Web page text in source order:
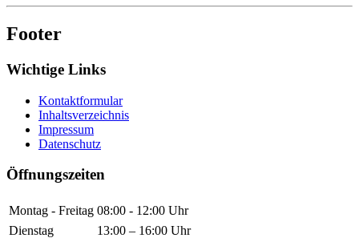
Footer
Wichtige Links
Kontaktformular
Inhaltsverzeichnis
Impressum
Datenschutz
Öffnungszeiten
Montag - Freitag 08:00 - 12:00 Uhr
Dienstag
13:00 – 16:00 Uhr